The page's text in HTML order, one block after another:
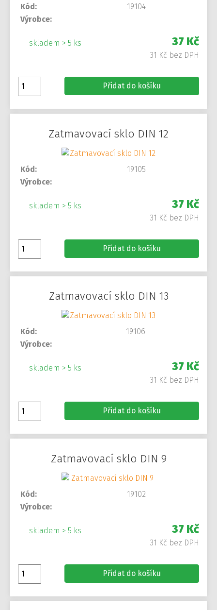
Kód:
19104
Výrobce:
skladem > 5 ks 37 Kč
31 Kč bez DPH
Přidat do košíku
Zatmavovací sklo DIN 12
Kód:
19105
Výrobce:
skladem > 5 ks 37 Kč
31 Kč bez DPH
Přidat do košíku
Zatmavovací sklo DIN 13
Kód:
19106
Výrobce:
skladem > 5 ks 37 Kč
31 Kč bez DPH
Přidat do košíku
Zatmavovací sklo DIN 9
Kód:
19102
Výrobce:
skladem > 5 ks 37 Kč
31 Kč bez DPH
Přidat do košíku